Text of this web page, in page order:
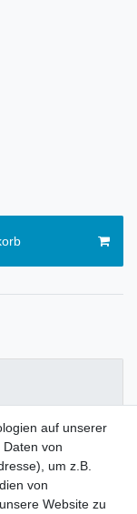
Oel
auf unserer
von
um z.B.
von
Website zu